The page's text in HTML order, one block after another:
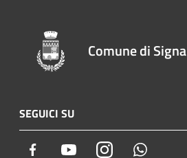
Comune di Signa
SEGUICI SU
Facebook YoutubeInstagram